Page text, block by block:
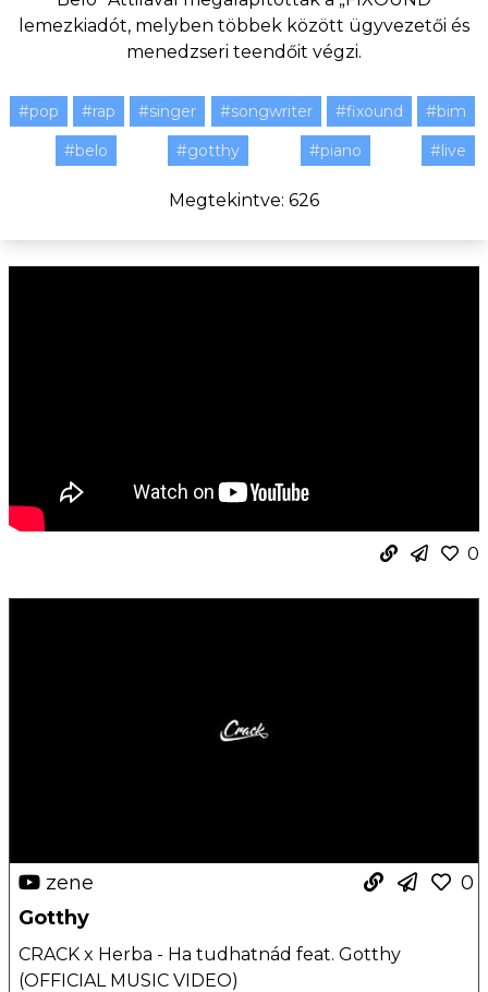
lemezkiadót, melyben többek között ügyvezetői és
menedzseri teendőit végzi.
#pop #rap #singer #songwriter #fixound
#bim
#belo
#gotthy #piano #live
Megtekintve: 626
0
zene
0
Gotthy
CRACK x Herba - Ha tudhatnád feat. Gotthy
(OFFICIAL MUSIC VIDEO)